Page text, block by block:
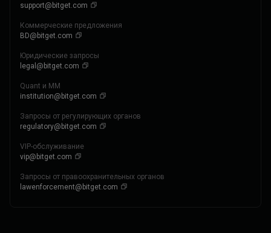
support@bitget.com
Коммерческие предложения
BD@bitget.com
Юридические запросы
legal@bitget.com
Quant и MM
institution@bitget.com
Запросы от регулирующих органов
regulatory@bitget.com
VIP-обслуживание
vip@bitget.com
Запросы от правоохранительных органов
lawenforcement@bitget.com